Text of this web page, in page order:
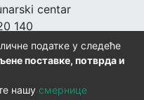
centar
140
податке у следеће
поставке, потврда и
нашу смернице